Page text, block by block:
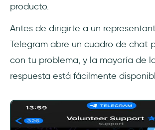
producto.
Antes de dirigirte a un
Telegram abre un cuadro de chat
con tu problema, y la mayoría de
respuesta está fácilmente